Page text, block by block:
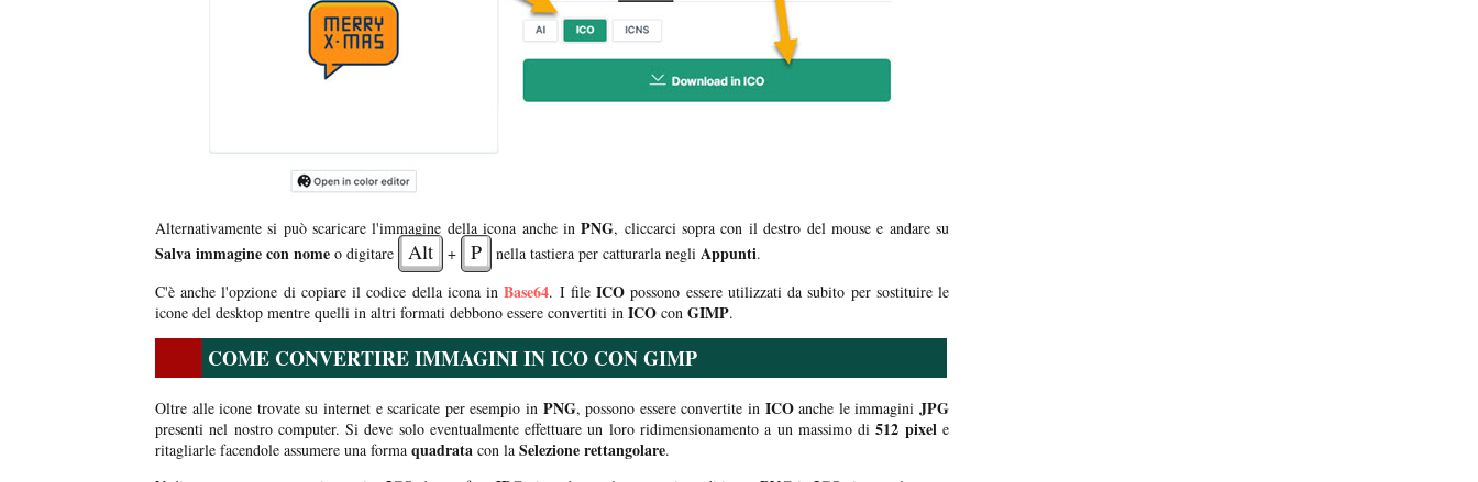
Alternativamente si può scaricare l'immagine della icona anche inPNG, cliccarci sopra con il destro del mouse e andare su
Salva immagine con nome o digitare Alt + P nella tastiera per catturarla negli Appunti.
C'è anche l'opzione di copiare il codice della icona inBase64. I fileICO possono essere utilizzati da subito per sostituire le
icone del desktop mentre quelli in altri formati debbono essere convertiti in ICO con GIMP.
COME CONVERTIRE IMMAGINI IN ICO CON GIMP
Oltre alle icone trovate su internet e scaricate per esempio in PNG, possono essere convertite in ICOanche le immaginiJPG
presenti nel nostro computer. Si deve solo eventualmente effettuare un loro ridimensionamento a un massimo di512 pixele
ritagliarle facendole assumere una forma quadrata con la Selezione rettangolare.